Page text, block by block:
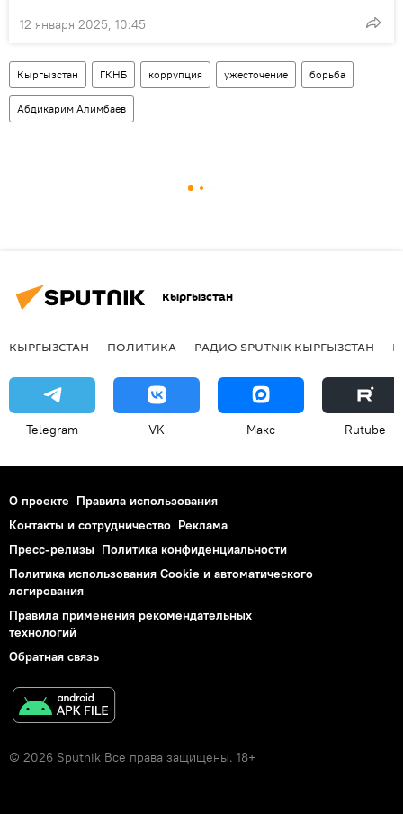
12 января 2025, 10:45
Кыргызстан ГКНБ коррупция ужесточение борьба
Абдикарим Алимбаев
Кыргызстан
КЫРГЫЗСТАН ПОЛИТИКА РАДИО SPUTNIK КЫРГЫЗСТАН
Telegram VK Макс Rutube
О проекте Правила использования
Контакты и сотрудничество Реклама
Пресс-релизы Политика конфиденциальности
Политика использования Cookie и автоматического
логирования
Правила применения рекомендательных
технологий
Обратная связь
© 2026 Sputnik Все права защищены. 18+